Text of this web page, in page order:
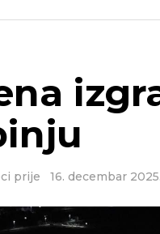
prije 16. decembar 2025.